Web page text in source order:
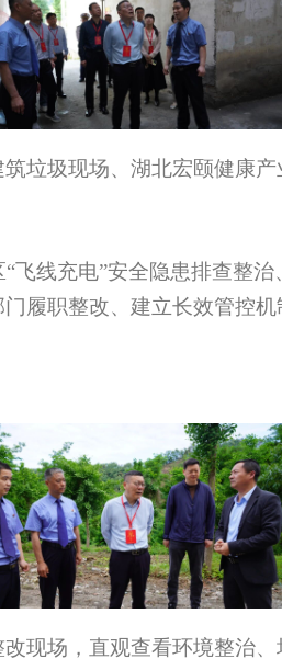
垃圾现场、湖北宏颐健康产
线充电”安全隐患排查整
履职整改、建立长效管控机
现场，直观查看环境整治、